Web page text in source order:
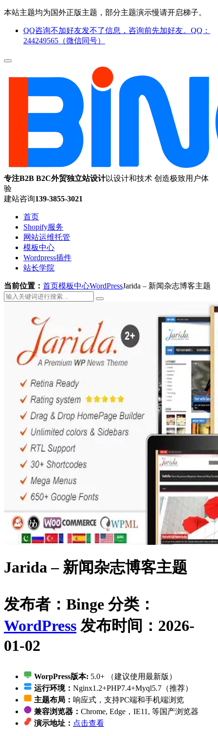
本站主题均为国外正版主题，部分主题演示慢请开启梯子。
QQ咨询不加好友发不了信息，咨询前先加好友。QQ：
244249565（微信同号）
专注B2B B2C外贸独立站设计以设计和技术 创造极致用户体
验
建站咨询139-3855-3021
首页
Shopify服务
网站运维托管
模板中心
Wordpress插件
站长学院
当前位置： 首页模板中心WordPressJarida – 新闻杂志博客主题
Jarida – 新闻杂志博客主题
发布者：Binge 分类：
WordPress 发布时间：2026-
01-02
WorpPress版本: 5.0+ （建议使用最新版）
运行环境： Nginx1.2+PHP7.4+Myql5.7（推荐）
主题布局： 响应式，支持PC端和手机端浏览
兼容浏览器： Chrome, Edge，IE11, 等国产浏览器
演示地址： 点击查看